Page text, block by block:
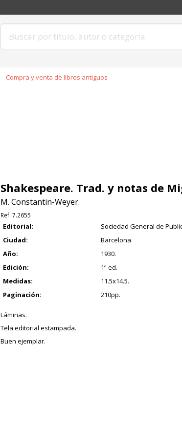
Compra y venta de libros antiguos
Shakespeare. Trad. y notas de
M. Constantin-Weyer.
Ref: 7.2655
Editorial:
Sociedad General de
Ciudad:
Barcelona
Año:
1930.
Edición:
1ª ed.
Medidas:
11.5x14.5.
Paginación:
210pp.
Láminas.
Tela editorial estampada.
Buen ejemplar.